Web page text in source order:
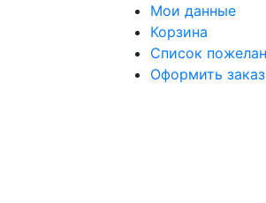
Мои данные
Корзина
Список
Оформить заказ